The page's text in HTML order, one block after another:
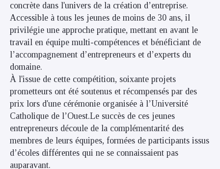
concrète dans l'univers de la création d’entreprise.
Accessible à tous les jeunes de moins de 30 ans, il
privilégie une approche pratique, mettant en avant le
travail en équipe multi-compétences et bénéficiant de
l’accompagnement d’entrepreneurs et d’experts du
domaine.
À l'issue de cette compétition, soixante projets
prometteurs ont été soutenus et récompensés par des
prix lors d'une cérémonie organisée à l’Université
Catholique de l’Ouest.Le succès de ces jeunes
entrepreneurs découle de la complémentarité des
membres de leurs équipes, formées de participants issus
d’écoles différentes qui ne se connaissaient pas
auparavant.